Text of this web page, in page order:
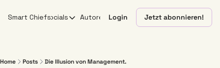
Smart ChiefsSocials
Socials
YouTube
Autoren Login Jetzt abonnieren!
Home Posts Die Illusion von Management.